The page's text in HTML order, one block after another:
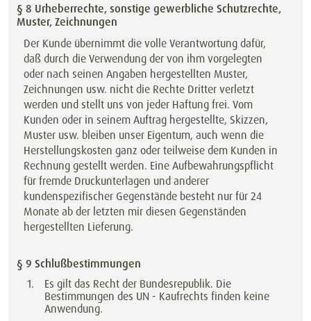
§ 8 Urheberrechte, sonstige gewerbliche Schutzrechte,
Muster, Zeichnungen
Der Kunde übernimmt die volle Verantwortung dafür,
daß durch die Verwendung der von ihm vorgelegten
oder nach seinen Angaben hergestellten Muster,
Zeichnungen usw. nicht die Rechte Dritter verletzt
werden und stellt uns von jeder Haftung frei. Vom
Kunden oder in seinem Auftrag hergestellte, Skizzen,
Muster usw. bleiben unser Eigentum, auch wenn die
Herstellungskosten ganz oder teilweise dem Kunden in
Rechnung gestellt werden. Eine Aufbewahrungspflicht
für fremde Druckunterlagen und anderer
kundenspezifischer Gegenstände besteht nur für 24
Monate ab der letzten mir diesen Gegenständen
hergestellten Lieferung.
§ 9 Schlußbestimmungen
Es gilt das Recht der Bundesrepublik. Die
Bestimmungen des UN - Kaufrechts finden keine
Anwendung.